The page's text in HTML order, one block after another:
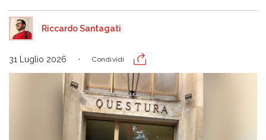
Riccardo Santagati
31 Luglio 2026 Condividi